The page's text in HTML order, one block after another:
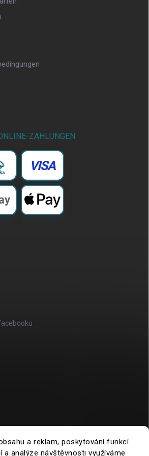
a reklam, poskytování funkcí
a analýze návštěvnosti využíváme
ZAHLUNGEN
VISA